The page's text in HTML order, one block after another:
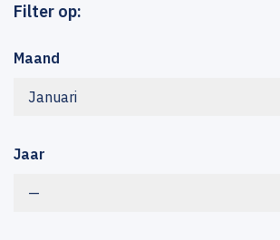
Filter op:
Maand
Januari
Jaar
—